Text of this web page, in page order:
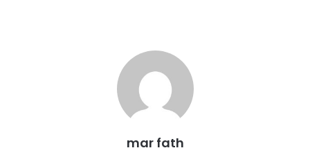
mar fath